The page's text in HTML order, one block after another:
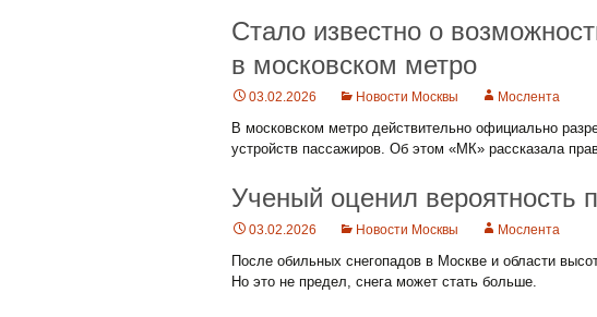
Стало известно о
в московском метро
03.02.2026 Новости Москвы Мослента
В московском метро действительно официально
устройств пассажиров. Об этом «МК» рассказала
Ученый оценил вероятность
03.02.2026 Новости Москвы Мослента
После обильных снегопадов в Москве и области
Но это не предел, снега может стать больше.